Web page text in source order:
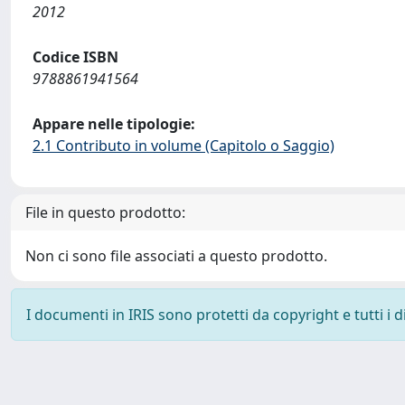
2012
Codice ISBN
9788861941564
Appare nelle tipologie:
2.1 Contributo in volume (Capitolo o Saggio)
File in questo prodotto:
Non ci sono file associati a questo prodotto.
I documenti in IRIS sono protetti da copyright e tutti i